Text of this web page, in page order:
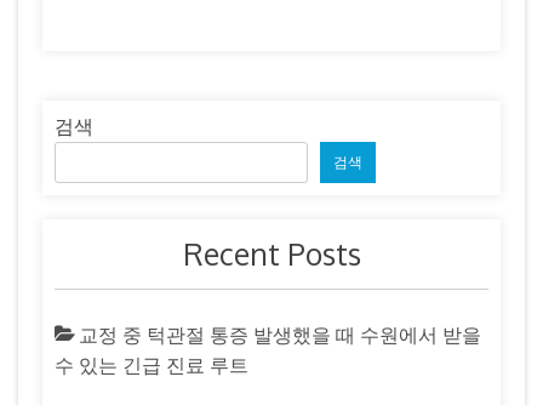
검색
검색
Recent Posts
교정 중 턱관절 통증 발생했을 때 수원에서 받을
수 있는 긴급 진료 루트